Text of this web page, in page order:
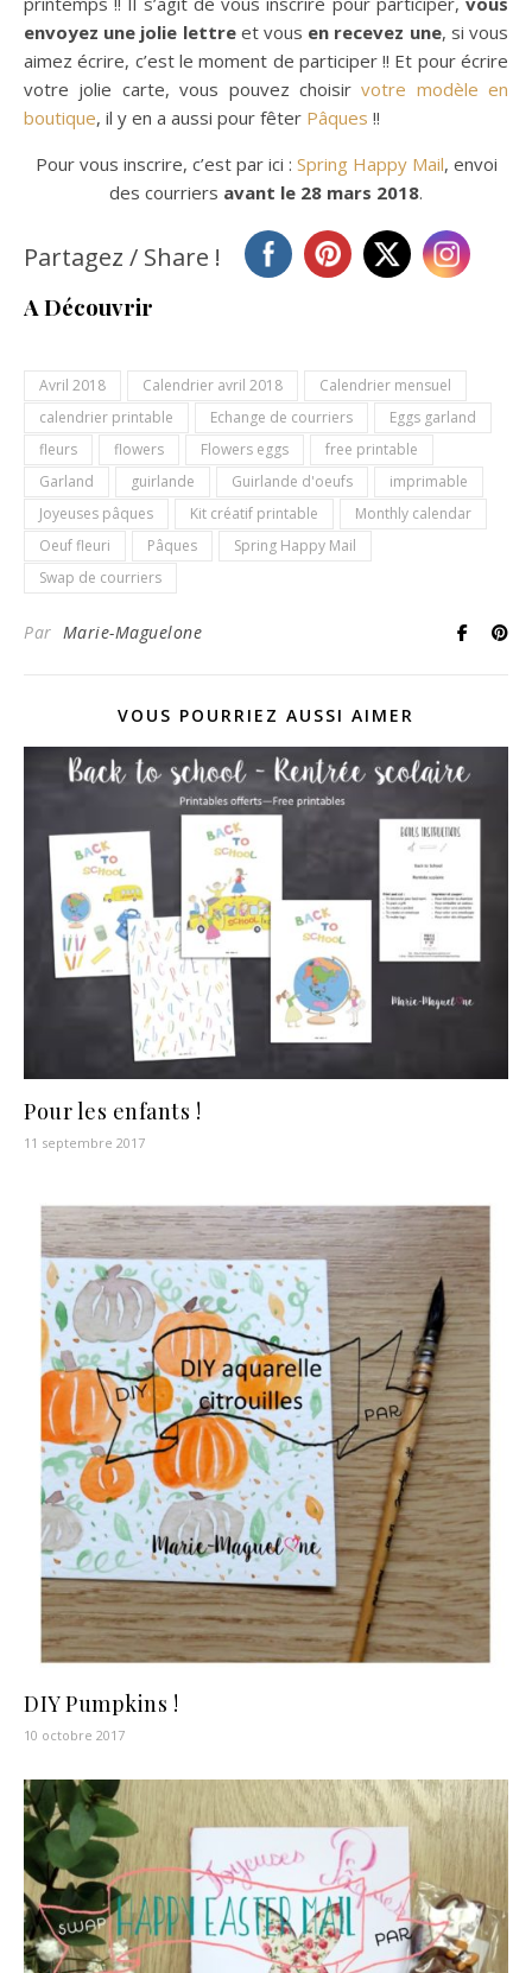
envoyez une jolie lettreet vous en recevez une, si vous
aimez écrire, c’est le moment de participer !! Et pour écrire
votre jolie carte, vous pouvez choisirvotre modèle en
boutique, il y en a aussi pour fêter Pâques !!
Pour vous inscrire, c’est par ici : Spring Happy Mail, envoi
des courriers avant le 28 mars 2018.
Partagez / Share !
A Découvrir
Avril 2018 Calendrier avril 2018
Calendrier mensuel
calendrier printable
Echange de courriers
Eggs garland
fleurs
flowers Flowers eggs
free printable
Garland
guirlande Guirlande d'oeufs
imprimable
Joyeuses pâques
Kit créatif printable
Monthly calendar
Oeuf fleuri
Pâques
Spring Happy Mail
Swap de courriers
Par Marie-Maguelone
VOUS POURRIEZ AUSSI AIMER
Pour les enfants !
11 septembre 2017
DIY Pumpkins !
10 octobre 2017